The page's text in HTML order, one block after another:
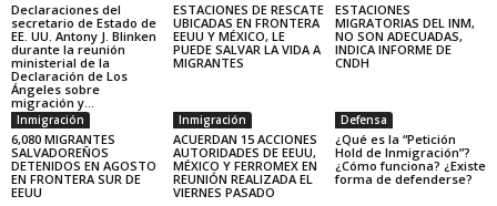
Declaraciones del
secretario de Estado de
EE. UU. Antony J. Blinken
durante la reunión
ministerial de la
Declaración de Los
Ángeles sobre
migración y...
ESTACIONES DE RESCATE
UBICADAS EN FRONTERA
EEUU Y MÉXICO, LE
PUEDE SALVAR LA VIDA A
MIGRANTES
ESTACIONES
MIGRATORIAS DEL INM,
NO SON ADECUADAS,
INDICA INFORME DE
CNDH
Inmigración
6,080 MIGRANTES
SALVADOREÑOS
DETENIDOS EN AGOSTO
EN FRONTERA SUR DE
EEUU
Inmigración
ACUERDAN 15 ACCIONES
AUTORIDADES DE EEUU,
MÉXICO Y FERROMEX EN
REUNIÓN REALIZADA EL
VIERNES PASADO
Defensa
¿Qué es la “Petición
Hold de Inmigración”?
¿Cómo funciona? ¿Existe
forma de defenderse?